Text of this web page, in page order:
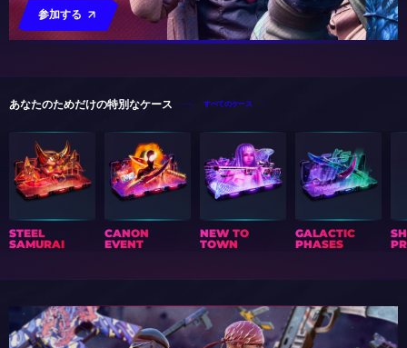
参加する
あなたのためだけの特別なケース すべてのケース
STEEL
SAMURAI
CANON
EVENT
NEW TO
TOWN
GALACTIC
PHASES